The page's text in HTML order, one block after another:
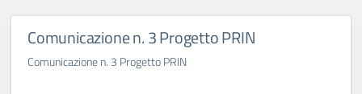
Comunicazione n. 3 Progetto PRIN
Comunicazione n. 3 Progetto PRIN